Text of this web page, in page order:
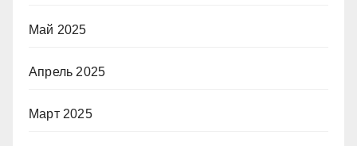
Май 2025
Апрель 2025
Март 2025